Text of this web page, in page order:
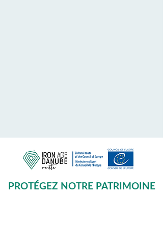
PROTÉGEZ NOTRE PATRIMOINE